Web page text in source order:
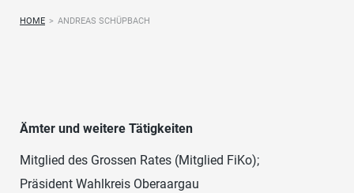
HOME > ANDREAS SCHÜPBACH
Ämter und weitere Tätigkeiten
Mitglied des Grossen Rates (Mitglied FiKo);
Präsident Wahlkreis Oberaargau